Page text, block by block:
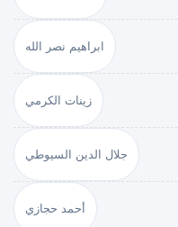
ابراهيم نصر الله
زينات الكرمي
جلال الدين السيوطي
أحمد حجازي